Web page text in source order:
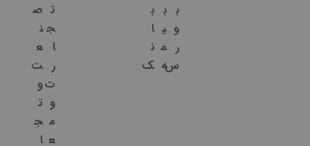
ب
و
ر
س
ب
ی
م
ه
ب
ا
ن
ک
ت
ج
ا
ر
ت
و
م
ع
ص
ن
ع
ت
و
ت
ج
ا